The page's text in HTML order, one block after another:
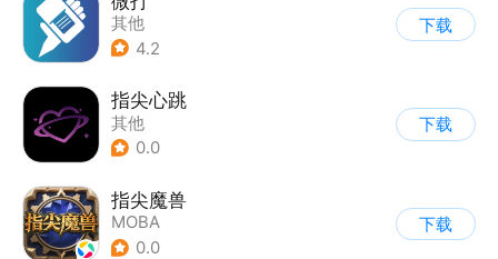
其他
4.2
下载
指尖心跳
其他
0.0
下载
指尖魔兽
MOBA
0.0
下载